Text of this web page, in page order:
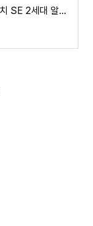
Apple 정품 2024 애플워치 SE 2세대 알루미늄 케이스 - 스마트워치/밴드 | 쿠팡